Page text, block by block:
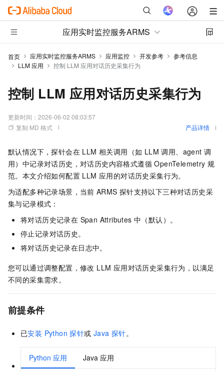
应用实时监控服务ARMS
首页 应用实时监控服务ARMS 应用监控 开发参考
参考信息
LLM 应用
控制 LLM 应用对话历史采集行为
控制 LLM 应用对话历史采集行为
更新时间： 2026-06-02 08:03:57
复制 MD 格式
产品详情
默认情况下，探针会在 LLM 相关调用（如 LLM 调用、agent 调
用）中记录对话历史，对话历史内容格式遵循 OpenTelemetry 规
范。本文介绍如何配置 LLM 应用的对话历史采集行为。
为适配多种记录场景，当前 ARMS 探针支持以下三种对话历史采
集与记录模式：
将对话历史记录在 Span Attributes 中（默认）。
停止记录对话历史。
将对话历史记录在日志中。
您可以通过调整配置，修改 LLM 应用对话历史采集行为，以满足
不同的采集需求。
前提条件
已安装 Python 探针或Java 探针。
Python 应用 Java 应用